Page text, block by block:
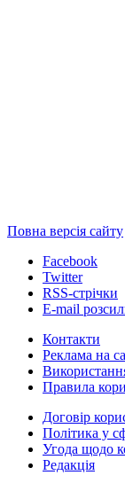
Повна версія сайту
Facebook
Twitter
RSS-стрічки
E-mail
Контакти
Реклама на
Правила
Договір
Політика у
Угода щодо
Редакція